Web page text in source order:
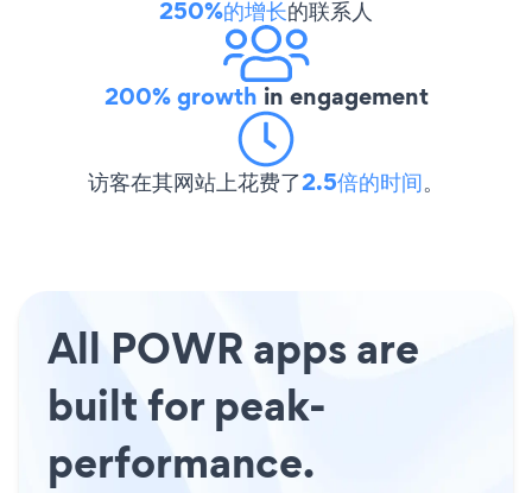
250%的增长的联系人
200% growth in engagement
访客在其网站上花费了2.5倍的时间。
All POWR apps are
built for peak-
performance.